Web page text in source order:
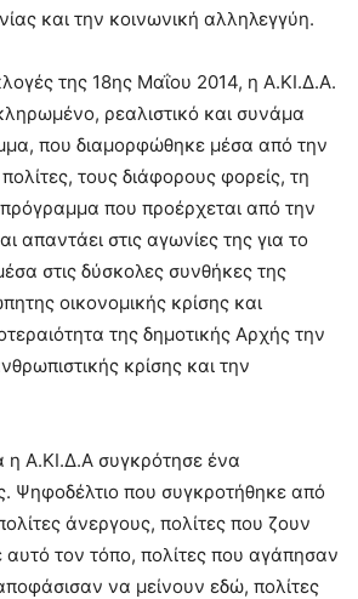
και την κοινωνική αλληλεγγύη.
της 18ης Μαΐου 2014, η Α.ΚΙ.Δ.Α.
ρεαλιστικό και συνάμα
που διαμορφώθηκε μέσα από την
τους διάφορους φορείς, τη
που προέρχεται από την
απαντάει στις αγωνίες της για το
στις δύσκολες συνθήκες της
οικονομικής κρίσης και
της δημοτικής Αρχής την
κρίσης και την
η Α.ΚΙ.Δ.Α συγκρότησε ένα
Ψηφοδέλτιο που συγκροτήθηκε από
άνεργους, πολίτες που ζουν
αυτό τον τόπο, πολίτες που αγάπησαν
να μείνουν εδώ, πολίτες